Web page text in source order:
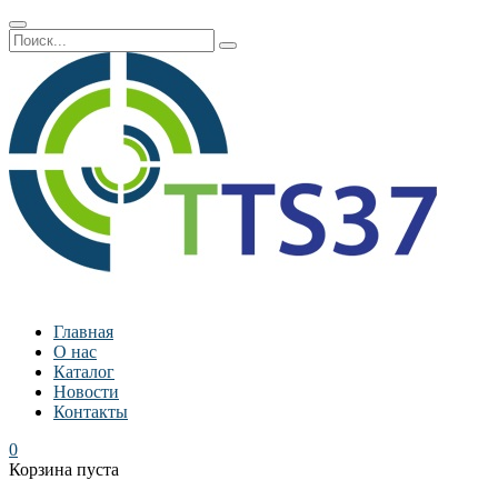
Главная
О нас
Каталог
Новости
Контакты
0
Корзина пуста